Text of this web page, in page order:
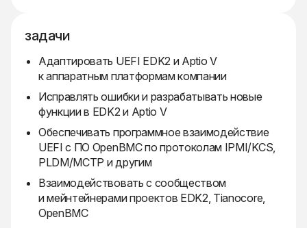
задачи
Адаптировать UEFI EDK2 и Aptio V
к аппаратным платформам компании
Исправлять ошибки и разрабатывать новые
функции в EDK2 и Aptio V
Обеспечивать программное взаимодействие
UEFI с ПО OpenBMC по протоколам IPMI/KCS,
PLDM/MCTP и другим
Взаимодействовать с сообществом
и мейнтейнерами проектов EDK2, Tianocore,
OpenBMC